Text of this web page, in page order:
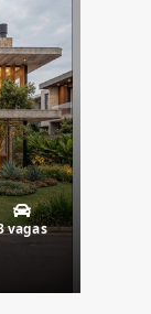
vagas